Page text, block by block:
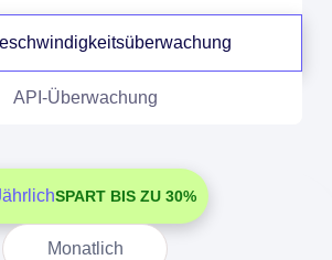
API-Überwachung
SPART BIS ZU 30%
Monatlich